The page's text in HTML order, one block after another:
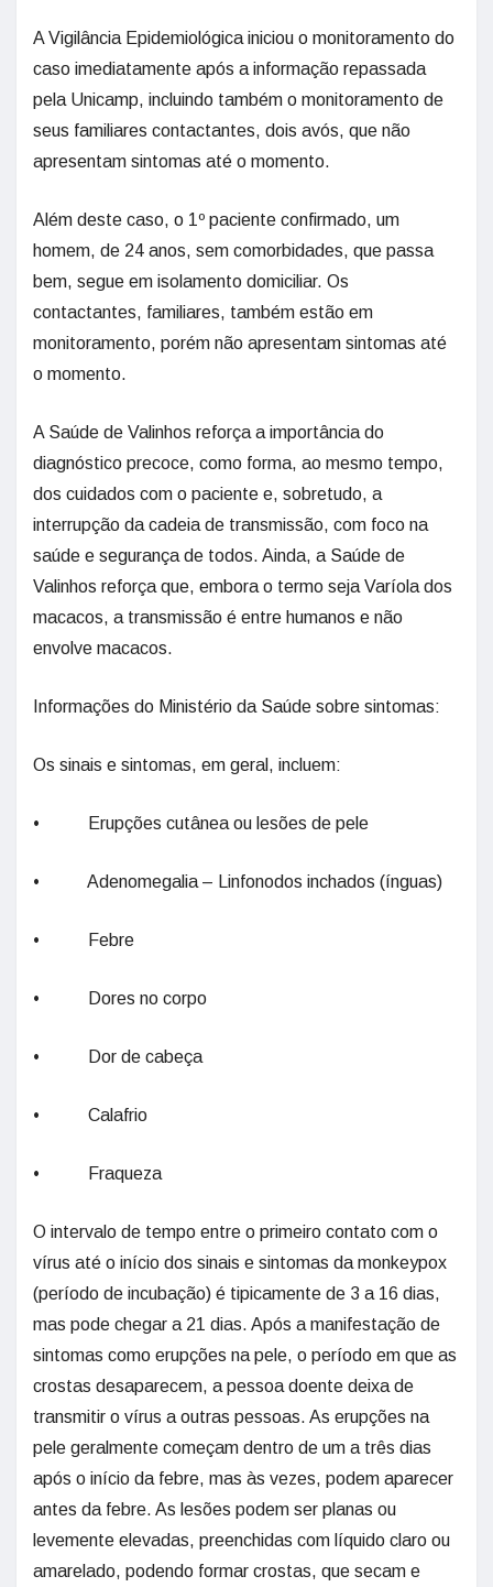
A Vigilância Epidemiológica iniciou o monitoramento do
caso imediatamente após a informação repassada
pela Unicamp, incluindo também o monitoramento de
seus familiares contactantes, dois avós, que não
apresentam sintomas até o momento.
Além deste caso, o 1º paciente confirmado, um
homem, de 24 anos, sem comorbidades, que passa
bem, segue em isolamento domiciliar. Os
contactantes, familiares, também estão em
monitoramento, porém não apresentam sintomas até
o momento.
A Saúde de Valinhos reforça a importância do
diagnóstico precoce, como forma, ao mesmo tempo,
dos cuidados com o paciente e, sobretudo, a
interrupção da cadeia de transmissão, com foco na
saúde e segurança de todos. Ainda, a Saúde de
Valinhos reforça que, embora o termo seja Varíola dos
macacos, a transmissão é entre humanos e não
envolve macacos.
Informações do Ministério da Saúde sobre sintomas:
Os sinais e sintomas, em geral, incluem:
• Erupções cutânea ou lesões de pele
• Adenomegalia – Linfonodos inchados (ínguas)
• Febre
• Dores no corpo
• Dor de cabeça
• Calafrio
• Fraqueza
O intervalo de tempo entre o primeiro contato com o
vírus até o início dos sinais e sintomas da monkeypox
(período de incubação) é tipicamente de 3 a 16 dias,
mas pode chegar a 21 dias. Após a manifestação de
sintomas como erupções na pele, o período em que as
crostas desaparecem, a pessoa doente deixa de
transmitir o vírus a outras pessoas. As erupções na
pele geralmente começam dentro de um a três dias
após o início da febre, mas às vezes, podem aparecer
antes da febre. As lesões podem ser planas ou
levemente elevadas, preenchidas com líquido claro ou
amarelado, podendo formar crostas, que secam e